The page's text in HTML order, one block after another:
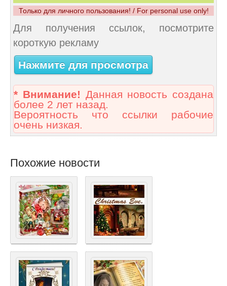
Только для личного пользования! / For personal use only!
Для получения ссылок, посмотрите
короткую рекламу
Нажмите для просмотра
* Внимание! Данная новость создана
более 2 лет назад.
Вероятность что ссылки рабочие
очень низкая.
Похожие новости